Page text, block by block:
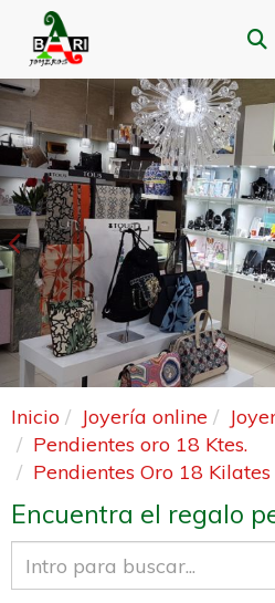
Anterior
Inicio Joyería online
Pendientes oro 18 Ktes.
Pendientes Oro 18
Encuentra el regalo